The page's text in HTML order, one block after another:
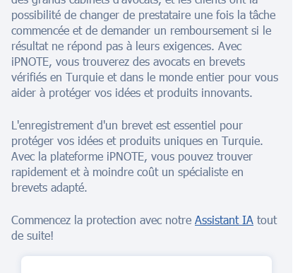
possibilité de changer de prestataire une fois la tâche
commencée et de demander un remboursement si le
résultat ne répond pas à leurs exigences. Avec
iPNOTE, vous trouverez des avocats en brevets
vérifiés en Turquie et dans le monde entier pour vous
aider à protéger vos idées et produits innovants.
L'enregistrement d'un brevet est essentiel pour
protéger vos idées et produits uniques en Turquie.
Avec la plateforme iPNOTE, vous pouvez trouver
rapidement et à moindre coût un spécialiste en
brevets adapté.
Commencez la protection avec notre Assistant IA tout
de suite!